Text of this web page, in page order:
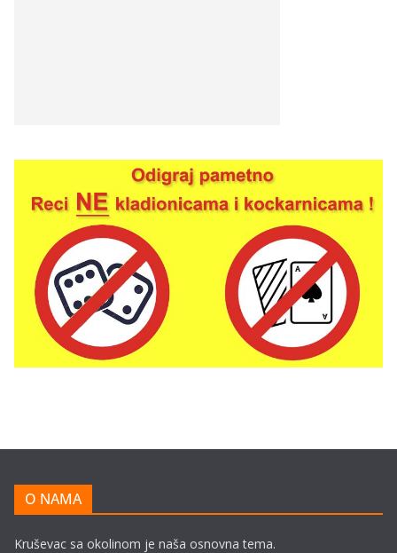
O NAMA
Kruševac sa okolinom je naša osnovna tema.